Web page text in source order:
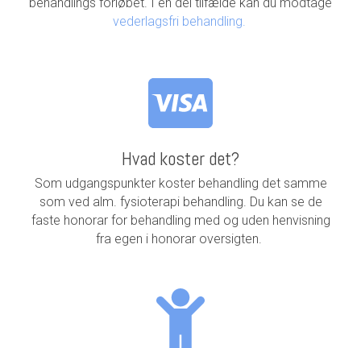
vederlagsfri behandling.
Hvad koster det?
Som udgangspunkter koster behandling det samme
som ved alm. fysioterapi behandling. Du kan se de
faste honorar for behandling med og uden henvisning
fra egen i honorar oversigten.